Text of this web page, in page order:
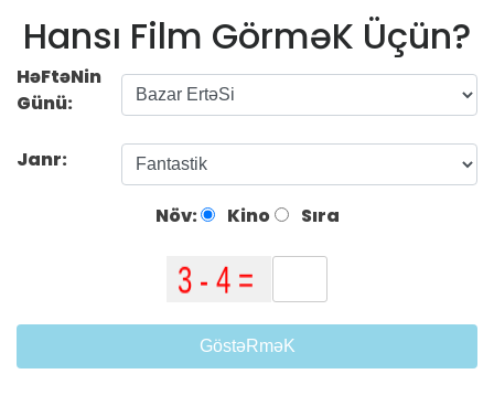
Hansı Film GörməK Üçün?
HəFtəNin
Günü:
Janr:
Növ: Kino Sıra
GöstəRməK